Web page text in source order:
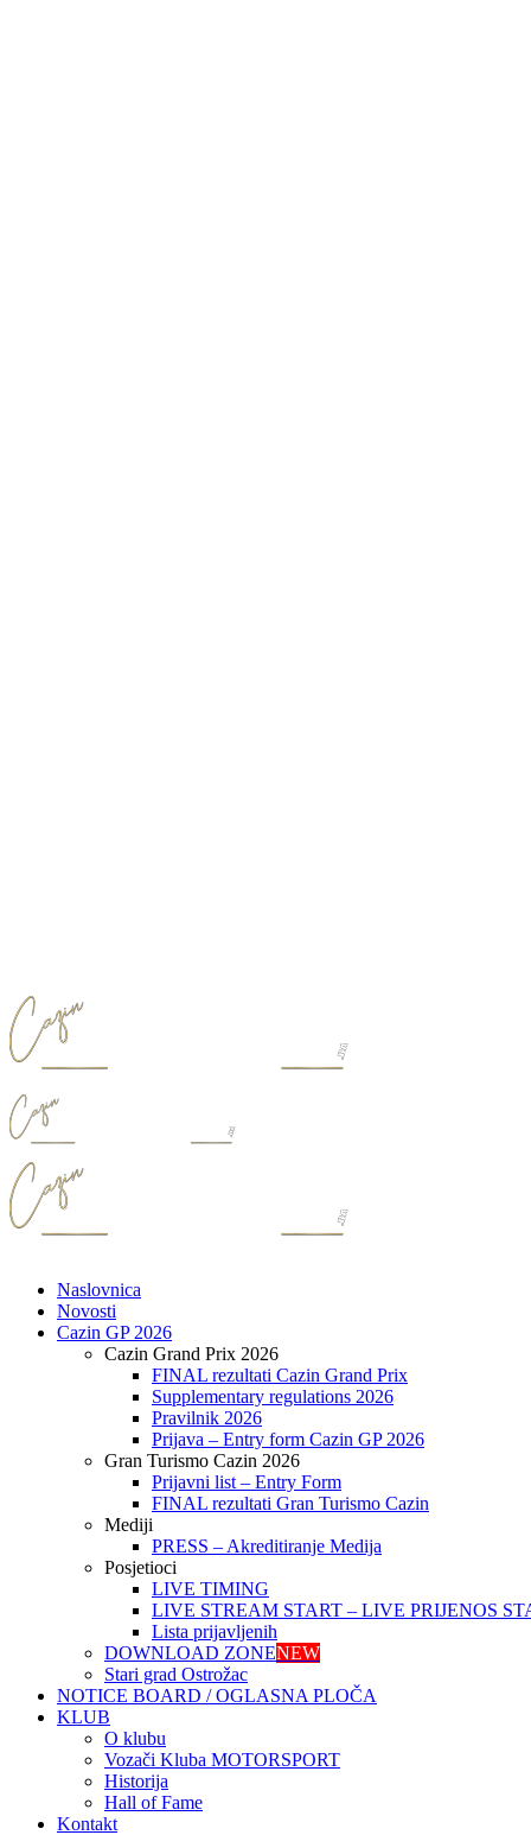
Naslovnica
Novosti
Cazin GP 2026
Cazin Grand Prix 2026
FINAL rezultati Cazin Grand Prix
Supplementary regulations 2026
Pravilnik 2026
Prijava – Entry form Cazin GP 2026
Gran Turismo Cazin 2026
Prijavni list – Entry Form
FINAL rezultati Gran Turismo Cazin
Mediji
PRESS – Akreditiranje Medija
Posjetioci
LIVE TIMING
LIVE STREAM START – LIVE PRIJENOS
Lista prijavljenih
DOWNLOAD ZONENEW
Stari grad Ostrožac
NOTICE BOARD / OGLASNA PLOČA
KLUB
O klubu
Vozači Kluba MOTORSPORT
Historija
Hall of Fame
Kontakt